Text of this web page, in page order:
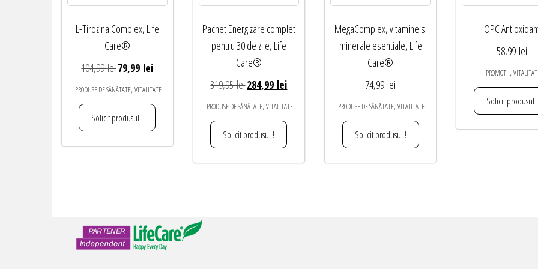
L-Tirozina Complex, Life
Care®
104,99leiPrețul
inițial
a
fost:
104,99 lei.
79,99 leiPrețul
curent
este:
PRODUSE DE SĂNĂTATE, VITALITATE
Solicit produsul !
Pachet Energizare complet
pentru 30 de zile, Life
Care®
319,95leiPrețul
inițial
a
fost:
319,95 lei.
284,99 leiPrețul
curent
PRODUSE DE SĂNĂTATE, VITALITATE
Solicit produsul !
MegaComplex, vitamine si
minerale esentiale, Life
Care®
74,99 lei
PRODUSE DE SĂNĂTATE, VITALITATE
Solicit produsul !
OPC
58,99 lei
PROMOTII,
Solicit produsul !